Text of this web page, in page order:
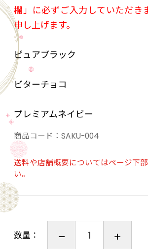
欄」に必ずご入力していただき
申し上げます。
ピュアブラック
ビターチョコ
プレミアムネイビー
商品コード： SAKU-004
送料や店舗概要についてはページ下
い。
数量：